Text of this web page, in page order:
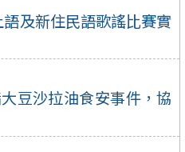
及新住民語歌謠比賽實
豆沙拉油食安事件，協